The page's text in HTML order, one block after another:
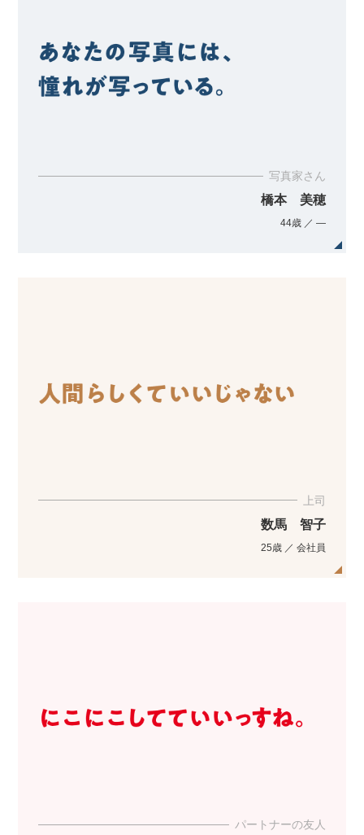
写真家さん
橋本 美穂
44歳 ／ ―
上司
数馬 智子
25歳 ／ 会社員
パートナーの友人